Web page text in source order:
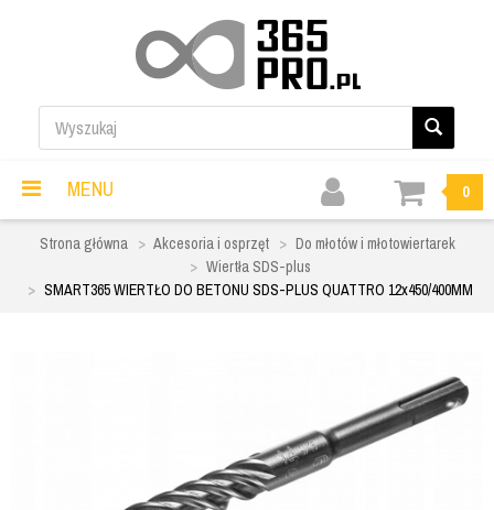
MENU 0
Strona główna Akcesoria i osprzęt
Do młotów i młotowiertarek
Wiertła SDS-plus
SMART365 WIERTŁO DO BETONU SDS-PLUS QUATTRO 12x450/400MM